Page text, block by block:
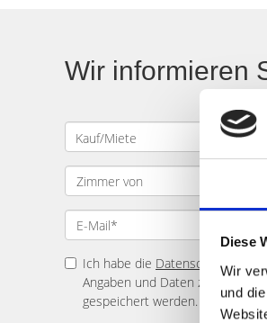
Diese
Wir
und
Wir informieren
Ich habe die
Angaben und Daten zur
gespeichert werden.